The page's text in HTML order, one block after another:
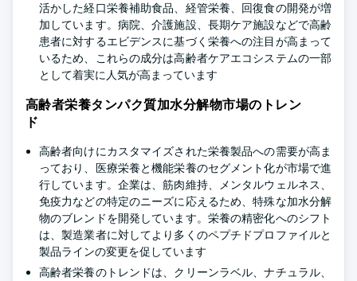
活かした経口栄養補助食品、経管栄養、回復食の開発が増
加しています。病院、介護施設、長期ケア施設などで高齢
患者に対するエビデンスに基づく栄養への注目が高まって
いるため、これらの成分は高齢者ケアエコシステムの一部
として着実に人気が高まっています
高齢者栄養タンパク質加水分解物市場のトレン
ド
高齢者向けにカスタマイズされた栄養製品への需要が高ま
っており、医療栄養と機能栄養のセグメント化が市場で進
行しています。企業は、筋肉維持、メンタルウェルネス、
免疫力などの特定のニーズに応えるため、特殊な加水分解
物のブレンドを開発しています。栄養の精密化へのシフト
は、製造業者に対してより多くのペプチドプロファイルと
製品ラインの変更を促しています
高齢者栄養のトレンドは、クリーンラベル、ナチュラル、